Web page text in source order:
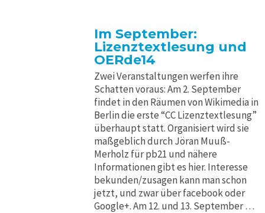
Im September:
Lizenztextlesung und
OERde14
Zwei Veranstaltungen werfen ihre
Schatten voraus: Am 2. September
findet in den Räumen von Wikimedia in
Berlin die erste “CC Lizenztextlesung”
überhaupt statt. Organisiert wird sie
maßgeblich durch Jöran Muuß-
Merholz für pb21 und nähere
Informationen gibt es hier. Interesse
bekunden/zusagen kann man schon
jetzt, und zwar über facebook oder
Google+. Am 12. und 13. September …